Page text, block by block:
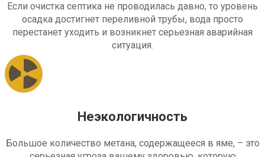
Если очистка септика не проводилась давно, то уровень
осадка достигнет переливной трубы, вода просто
перестанет уходить и возникнет серьезная аварийная
ситуация.
Неэкологичность
Большое количество метана, содержащееся в яме, – это